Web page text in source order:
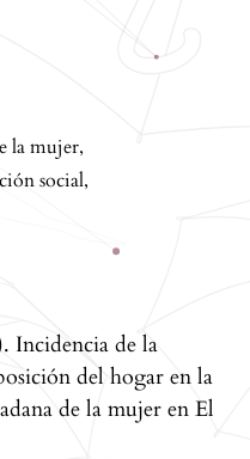
la mujer,
social,
Incidencia de la
del hogar en la
de la mujer en El